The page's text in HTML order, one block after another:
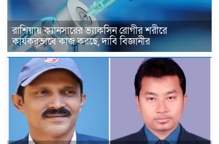
রাশিয়ায় ক্যানসারের ভ্যাকসিন রোগীর শরীরে
কার্যকরভাবে কাজ করছে, দাবি বিজ্ঞানীর